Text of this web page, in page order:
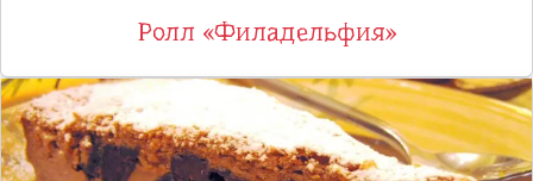
Ролл «Филадельфия»